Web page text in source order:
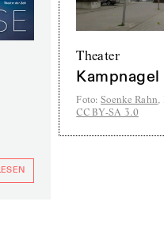
Theater
Kampnagel
Foto: Soenke Rahn,
CC BY-SA 3.0